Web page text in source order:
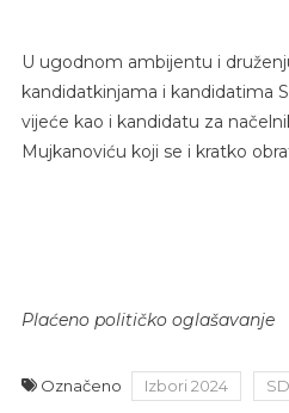
U ugodnom ambijentu i
kandidatkinjama i kandidatima
vijeće kao i kandidatu za
Mujkanoviću koji se i kratko
Plaćeno političko oglašavanje
Označeno Izbori 2024